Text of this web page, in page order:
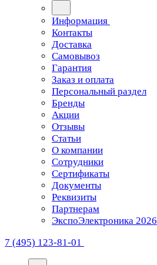
Информация
Контакты
Доставка
Самовывоз
Гарантия
Заказ и оплата
Персональный раздел
Бренды
Акции
Отзывы
Статьи
О компании
Сотрудники
Сертификаты
Документы
Реквизиты
Партнерам
ЭкспоЭлектроника 2026
7 (495) 123-81-01